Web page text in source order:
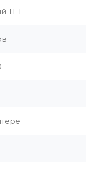
TFT